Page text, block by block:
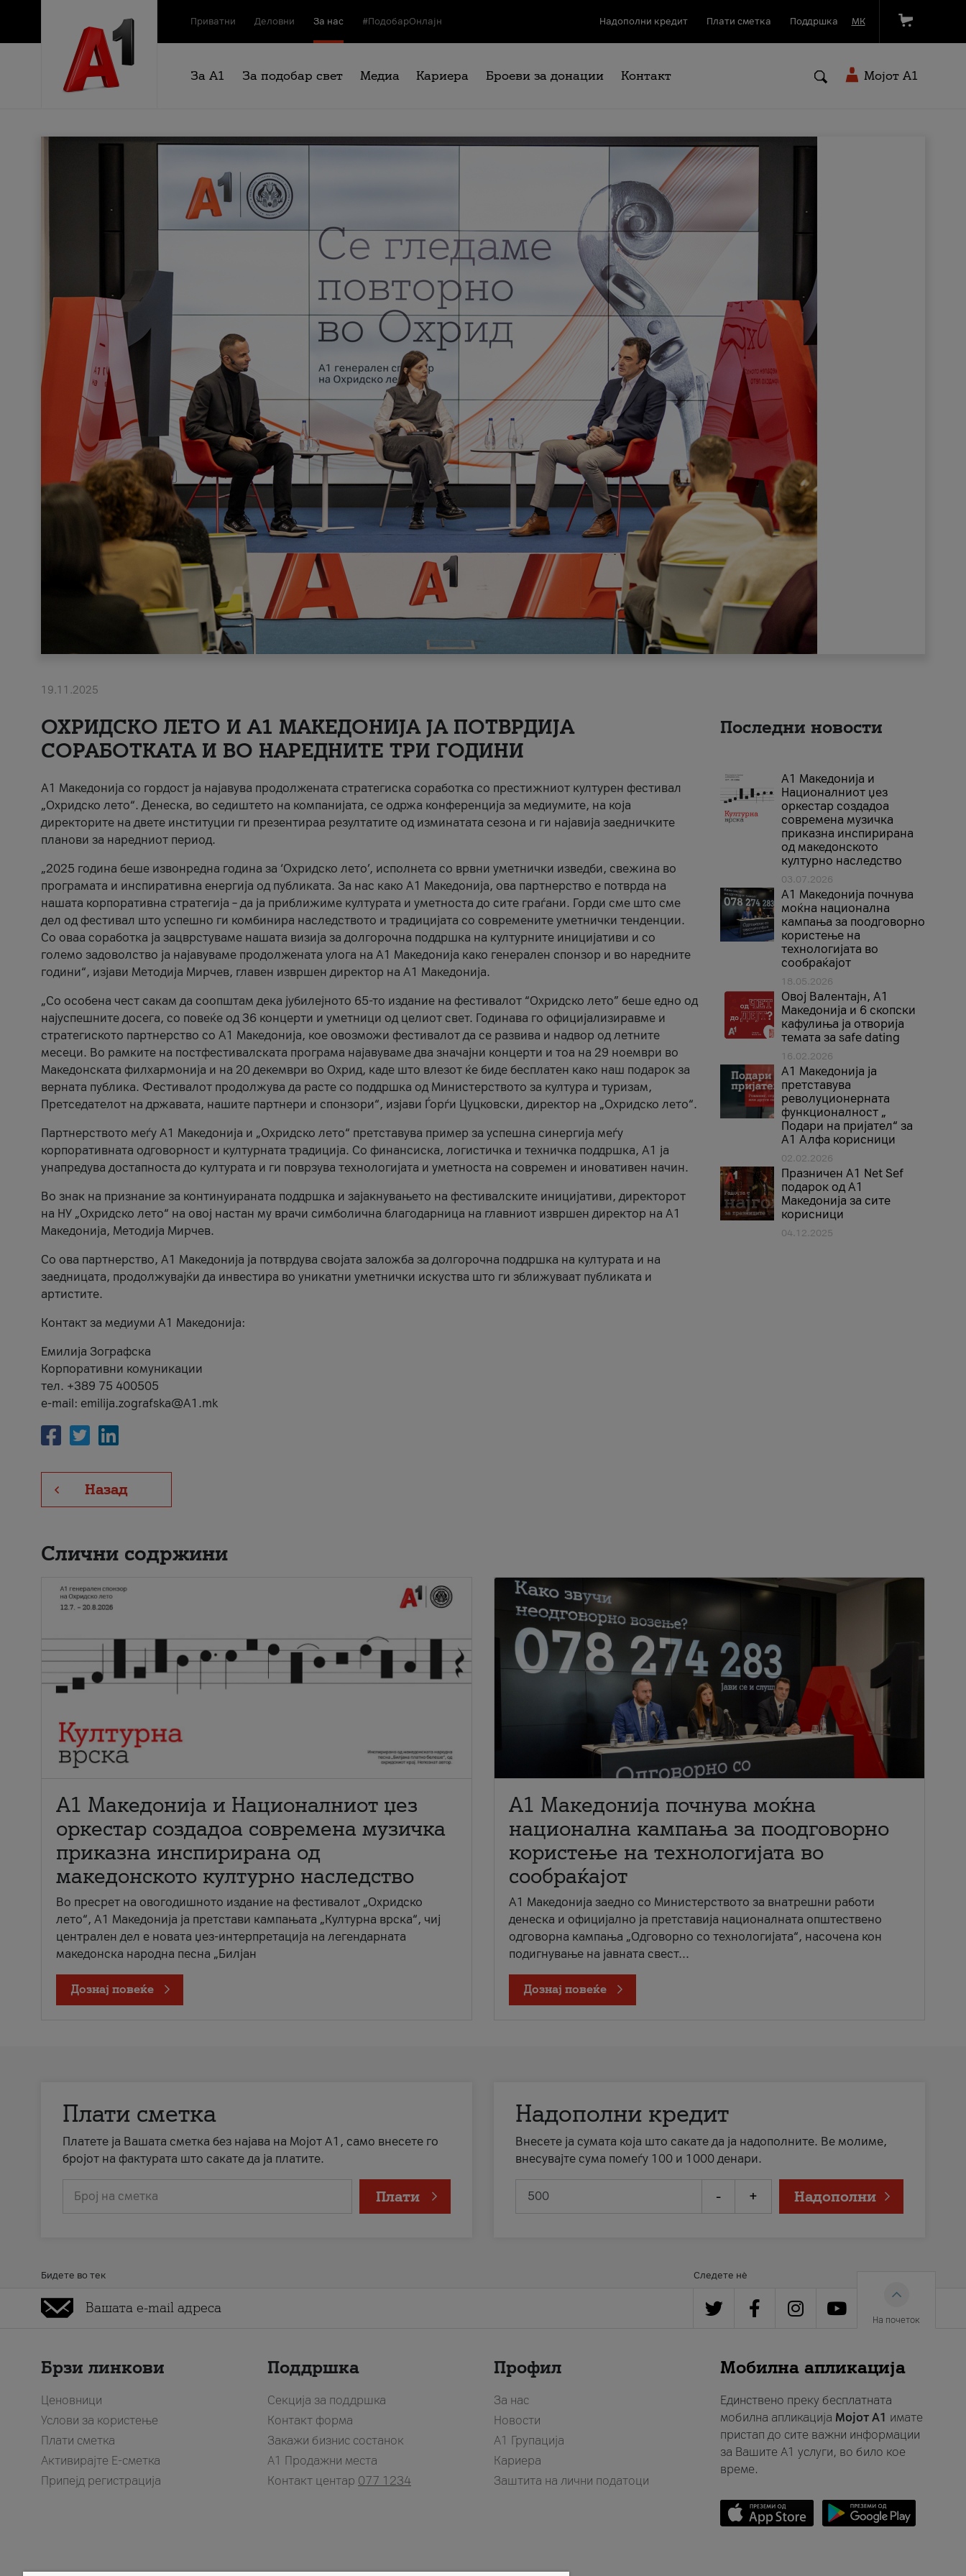
Приватни Деловни За нас #ПодобарОнлајн Надополни кредит Плати сметка Поддршка МК
За А1 За подобар свет Медиа Кариера Броеви за донации Контакт Мојот A1
19.11.2025
ОХРИДСКО ЛЕТО И A1 МАКЕДОНИЈА ЈА ПОТВРДИЈА
СОРАБОТКАТА И ВО НАРЕДНИТЕ ТРИ ГОДИНИ
A1 Македонија со гордост ја најавува продолжената стратегиска соработка со престижниот културен фестивал
„Охридско лето“. Денеска, во седиштето на компанијата, се одржа конференција за медиумите, на која
директорите на двете институции ги презентираа резултатите од изминатата сезона и ги најавија заедничките
планови за наредниот период.
„2025 година беше извонредна година за ‘Охридско лето’, исполнета со врвни уметнички изведби, свежина во
програмата и инспиративна енергија од публиката. За нас како A1 Македонија, ова партнерство е потврда на
нашата корпоративна стратегија – да ја приближиме културата и уметноста до сите граѓани. Горди сме што сме
дел од фестивал што успешно ги комбинира наследството и традицијата со современите уметнички тенденции.
Со оваа соработка ја зацврстуваме нашата визија за долгорочна поддршка на културните иницијативи и со
големо задоволство ја најавуваме продолжената улога на A1 Македонија како генерален спонзор и во наредните
години“, изјави Методија Мирчев, главен извршен директор на A1 Македонија.
„Со особена чест сакам да соопштам дека јубилејното 65-то издание на фестивалот “Охридско лето” беше едно од
најуспешните досега, со повеќе од 36 концерти и уметници од целиот свет. Годинава го официјализиравме и
стратегиското партнерство со А1 Македонија, кое овозможи фестивалот да се развива и надвор од летните
месеци. Во рамките на постфестивалската програма најавуваме два значајни концерти и тоа на 29 ноември во
Македонската филхармонија и на 20 декември во Охрид, каде што влезот ќе биде бесплатен како наш подарок за
верната публика. Фестивалот продолжува да расте со поддршка од Министерството за култура и туризам,
Претседателот на државата, нашите партнери и спонзори“, изјави Ѓорѓи Цуцковски, директор на „Охридско лето“.
Партнерството меѓу A1 Македонија и „Охридско лето“ претставува пример за успешна синергија меѓу
корпоративната одговорност и културната традиција. Со финансиска, логистичка и техничка поддршка, A1 ја
унапредува достапноста до културата и ги поврзува технологијата и уметноста на современ и иновативен начин.
Во знак на признание за континуираната поддршка и зајакнувањето на фестивалските иницијативи, директорот
на НУ „Охридско лето“ на овој настан му врачи симболична благодарница на главниот извршен директор на A1
Македонија, Методија Мирчев.
Со ова партнерство, A1 Македонија ја потврдува својата заложба за долгорочна поддршка на културата и на
заедницата, продолжувајќи да инвестира во уникатни уметнички искуства што ги зближуваат публиката и
артистите.
Контакт за медиуми А1 Македонија:
Емилија Зографска
Корпоративни комуникации
тел. +389 75 400505
e-mail: emilija.zografska@A1.mk
Назад
Последни новости
А1 Македонија и
Националниот џез
оркестар создадоа
современа музичка
приказна инспирирана
од македонското
културно наследство
03.07.2026
A1 Македонија почнува
моќна национална
кампања за поодговорно
користење на
технологијата во
сообраќајот
18.05.2026
Овој Валентајн, A1
Македонија и 6 скопски
кафулиња ја отворија
темата за safe dating
16.02.2026
А1 Македонија ја
претставува
револуционерната
функционалност „
Подари на пријател“ за
А1 Алфа корисници
02.02.2026
Празничен A1 Net Sеf
подарок од А1
Македонија за сите
корисници
04.12.2025
Слични содржини
А1 Македонија и Националниот џез
оркестар создадоа современа музичка
приказна инспирирана од
македонското културно наследство
Во пресрет на овогодишното издание на фестивалот „Охридско
лето“, А1 Македонија ја претстави кампањата „Културна врска“, чиј
централен дел е новата џез-интерпретација на легендарната
македонска народна песна „Билјан
Дознај повеќе
A1 Македонија почнува моќна
национална кампања за поодговорно
користење на технологијата во
сообраќајот
A1 Македонија заедно со Министерството за внатрешни работи
денеска и официјално ја претставија националната општествено
одговорна кампања „Одговорно со технологијата“, насочена кон
подигнување на јавната свест...
Дознај повеќе
Плати сметка
Платете ја Вашата сметка без најава на Мојот А1, само внесете го
бројот на фактурата што сакате да ја платите.
Број на сметка Плати
Надополни кредит
Внесете ја сумата која што сакате да ја надополните. Ве молиме,
внесувајте сума помеѓу 100 и 1000 денари.
- + Надополни
Бидете во тек Следете нè
На почеток
Брзи линкови
Ценовници
Услови за користење
Плати сметка
Активирајте Е-сметка
Припејд регистрација
Поддршка
Секција за поддршка
Контакт форма
Закажи бизнис состанок
A1 Продажни места
Контакт центар 077 1234
Профил
За нас
Новости
А1 Групација
Кариера
Заштита на лични податоци
Мобилна апликација
Единствено преку бесплатната
мобилна апликација Мојот A1 имате
пристап до сите важни информации
за Вашите A1 услуги, во било кое
време.